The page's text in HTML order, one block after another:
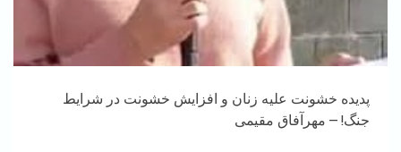
پدیده خشونت علیه زنان و افزایش خشونت در شرایط
جنگ! – مهرآفاق مقیمی